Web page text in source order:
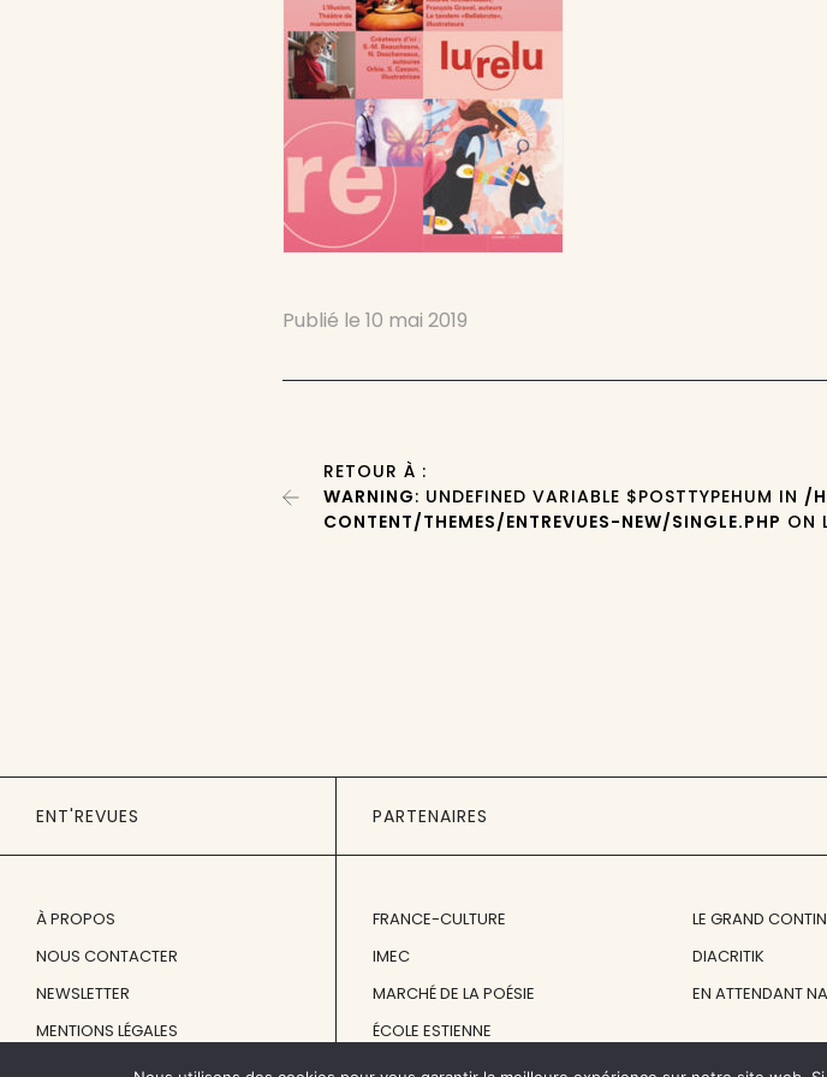
Publié le10 mai 2019
RETOUR À :
WARNING: UNDEFINED VARIABLE $POSTTYPEHUM IN /
CONTENT/THEMES/ENTREVUES-NEW/SINGLE.PHP ON
ENT'REVUES
À PROPOS
NOUS CONTACTER
NEWSLETTER
MENTIONS LÉGALES
PARTENAIRES
FRANCE-CULTURE
IMEC
MARCHÉ DE LA POÉSIE
ÉCOLE ESTIENNE
LE GRAND
DIACRITIK
EN ATTENDANT